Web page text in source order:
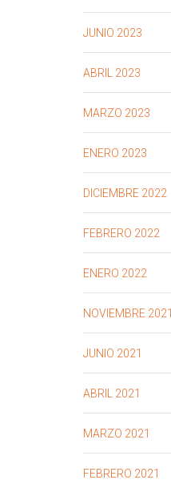
JUNIO 2023
ABRIL 2023
MARZO 2023
ENERO 2023
DICIEMBRE 2022
FEBRERO 2022
ENERO 2022
NOVIEMBRE 2021
JUNIO 2021
ABRIL 2021
MARZO 2021
FEBRERO 2021